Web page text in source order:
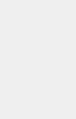
özellikle
yatırımcılara
dikkatle
var”